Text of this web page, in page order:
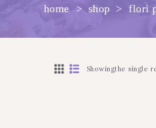
home shop flori
ГЛАВНАЯ
МАГАЗИН
Showingthe single